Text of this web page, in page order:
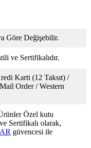
Göre Değişebilir.
ve Sertifikalıdır.
Karti (12 Taksıt) /
Order / Western
Özel kutu
Sertifikalı olarak,
güvencesi ile